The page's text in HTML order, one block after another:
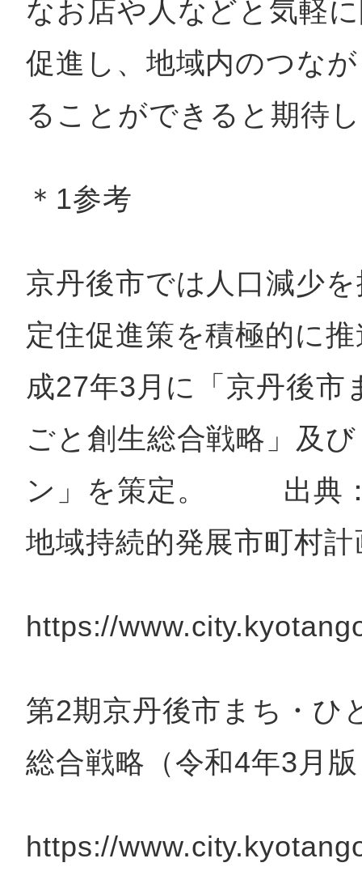
なお店や人などと気軽
促進し、地域内のつな
ることができると期待
＊1参考
京丹後市では人口減少
定住促進策を積極的に
成27年3月に「京丹後市
ごと創生総合戦略」及
ン」を策定。 出典：
地域持続的発展市町村
https://
第2期京丹後市まち・ひ
総合戦略（令和4年3月
https://